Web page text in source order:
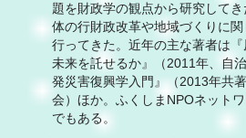
題を財政学の観点から研究して
体の行財政改革や地域づくりに
行ってきた。近年の主な著者は
未来を託せるか』（2011年、自
発災害復興学入門』（2013年共
会）ほか。ふくしまNPOネット
でもある。